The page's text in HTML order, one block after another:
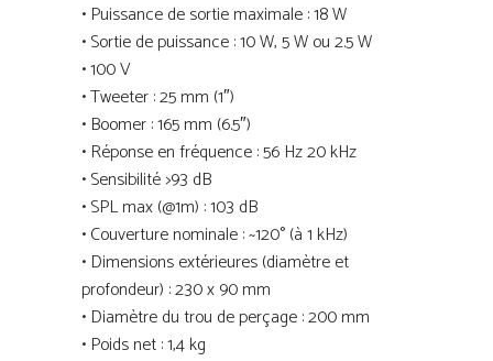
• Puissance de sortie maximale : 18 W
• Sortie de puissance : 10 W, 5 W ou 2.5 W
• 100 V
• Tweeter : 25 mm (1″)
• Boomer : 165 mm (6.5″)
• Réponse en fréquence : 56 Hz 20 kHz
• Sensibilité >93 dB
• SPL max (@1m) : 103 dB
• Couverture nominale : ~120° (à 1 kHz)
• Dimensions extérieures (diamètre et
profondeur) : 230 x 90 mm
• Diamètre du trou de perçage : 200 mm
• Poids net : 1,4 kg